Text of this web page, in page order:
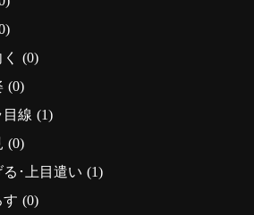
(0)
(0)
目線 (1)
(0)
る･上目遣い (1)
す (0)